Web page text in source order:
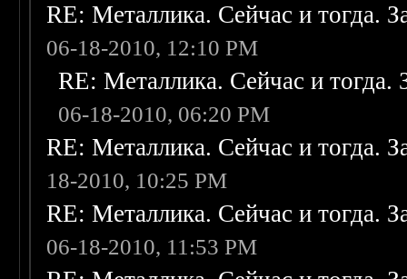
RE: Металлика. Сейчас и тогда.
06-18-2010, 12:10 PM
RE: Металлика. Сейчас и
06-18-2010, 06:20 PM
RE: Металлика. Сейчас и тогда.
18-2010, 10:25 PM
RE: Металлика. Сейчас и тогда.
06-18-2010, 11:53 PM